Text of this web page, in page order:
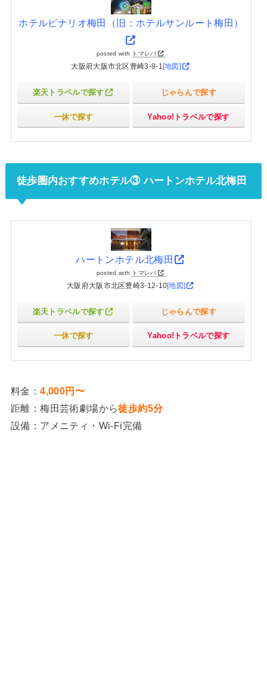
ホテルビナリオ梅田（旧：ホテルサンルート梅田）
posted with トマレバ
大阪府大阪市北区豊崎3-9-1 [地図]
楽天トラベルで探す じゃらんで探す
一休で探す Yahoo!トラベルで探す
徒歩圏内おすすめホテル③ ハートンホテル北梅田
ハートンホテル北梅田
posted with トマレバ
大阪府大阪市北区豊崎3-12-10[地図]
楽天トラベルで探す じゃらんで探す
一休で探す Yahoo!トラベルで探す
料金：4,000円〜
距離：梅田芸術劇場から徒歩約5分
設備：アメニティ・Wi-Fi完備